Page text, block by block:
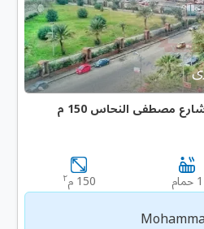
مصطفى النحاس 150 م
1 حمام 150 م ٢